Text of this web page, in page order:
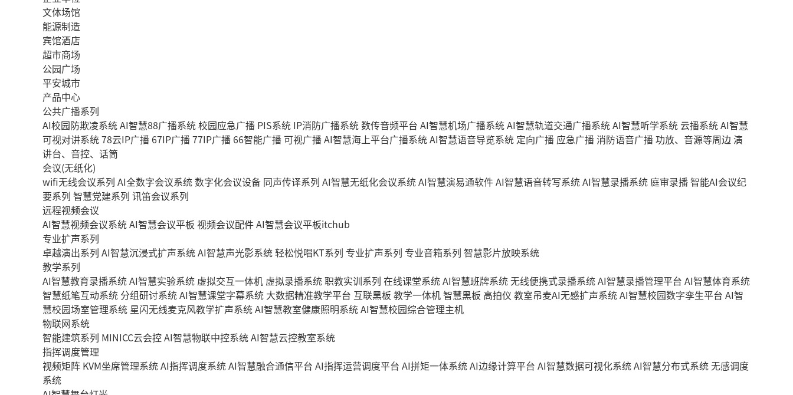
文体场馆
能源制造
宾馆酒店
超市商场
公园广场
平安城市
产品中心
公共广播系列
AI校园防欺凌系统AI智慧88广播系统校园应急广播 PIS系统 IP消防广播系统数传音频平台 AI智慧机场广播系统AI智慧轨道交通广播系统AI智慧听学系统 云播系统AI智慧
可视对讲系统78云IP广播 67IP广播77IP广播 66智能广播 可视广播AI智慧海上平台广播系统AI智慧语音导览系统 定向广播 应急广播消防语音广播功放、音源等周边演
讲台、音控、话筒
会议(无纸化)
wifi无线会议系列 AI全数字会议系统数字化会议设备 同声传译系列 AI智慧无纸化会议系统AI智慧演易通软件AI智慧语音转写系统AI智慧录播系统 庭审录播智能AI会议纪
要系列 智慧党建系列 讯笛会议系列
远程视频会议
AI智慧视频会议系统AI智慧会议平板 视频会议配件AI智慧会议平板itchub
专业扩声系列
卓越演出系列 AI智慧沉浸式扩声系统AI智慧声光影系统轻松悦唱KT系列 专业扩声系列 专业音箱系列 智慧影片放映系统
教学系列
AI智慧教育录播系统AI智慧实验系统 虚拟交互一体机 虚拟录播系统职教实训系列 在线课堂系统AI智慧班牌系统无线便携式录播系统AI智慧录播管理平台 AI智慧体育系统
智慧纸笔互动系统 分组研讨系统AI智慧课堂字幕系统 大数据精准教学平台 互联黑板 教学一体机智慧黑板 高拍仪 教室吊麦AI无感扩声系统AI智慧校园数字孪生平台 AI智
慧校园场室管理系统 星闪无线麦克风教学扩声系统AI智慧教室健康照明系统AI智慧校园综合管理主机
物联网系统
智能建筑系列 MINICC云会控AI智慧物联中控系统AI智慧云控教室系统
指挥调度管理
视频矩阵 KVM坐席管理系统AI指挥调度系统AI智慧融合通信平台 AI指挥运营调度平台 AI拼矩一体系统AI边缘计算平台 AI智慧数据可视化系统AI智慧分布式系统无感调度
系统